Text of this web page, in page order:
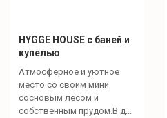
HYGGE HOUSE с баней и
купелью
Атмосферное и уютное
место со своим мини
сосновым лесом и
собственным прудом.В д...